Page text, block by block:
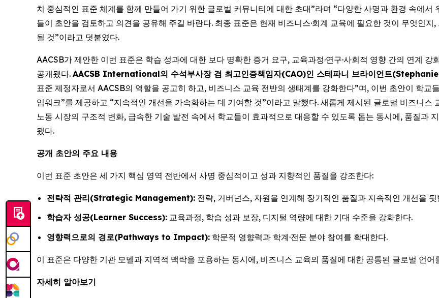
치 중심적인 표준 체계를 함께 만들어 가기 위한 글로벌 커뮤니티에 대한 초대”라며 “다양한 사명과 환경 속에
들이 초안을 검토하고 의견을 공유해 주길 바란다. 최종 표준은 현재 비즈니스·회계 교육에 필요한 것이 무엇인
될 것”이라고 덧붙였다.
AACSB가 제안한 이번 표준은 학습 성과에 대한 보다 명확한 증거 요구, 교육과정·연구·사회적 영향 간의 연계
공개됐다. AACSB International의 수석부사장 겸 최고인증책임자(CAO)인 스테파니 브라이언트
표준 제정자로서 AACSB의 역할을 공고히 하고, 비즈니스 교육 전반의 생태계를 강화한다”며, 이번 초안이 학교
임워크”를 제공하고 “지속적인 개선을 가속화하는 데 기여할 것”이라고 말했다. 새롭게 제시된 글로벌 비즈니
노동 시장의 구조적 변화, 급속한 기술 발전 속에서 학교들이 효과적으로 대응할 수 있도록 돕는 동시에, 품질과
됐다.
공개 초안의 주요 내용
이번 표준 초안은 세 가지 핵심 영역 전반에서 사명 중심적이고 성과 지향적인 품질을 강조한다:
전략적 관리(Strategic Management): 전략, 거버넌스, 자원을 연계해 장기적인 품질과 지속적인 개선을
학습자 성공(Learner Success): 교육과정, 학습 성과 보장, 디지털 역량에 대한 기대 수준을 강화한다.
영향력으로의 경로(Pathways to Impact): 학문적 영향력과 학계·전문 분야 참여를 확대한다.
이 표준은 다양한 기관 모델과 지역적 맥락을 포용하는 동시에, 비즈니스 교육의 품질에 대한 공통된 글로벌 언어
자세히 알아보기